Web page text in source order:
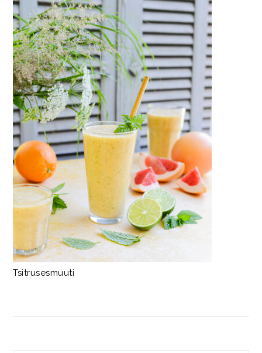
Tsitrusesmuuti